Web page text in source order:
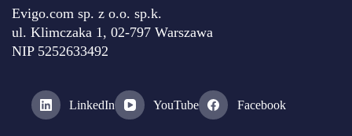
Evigo.com sp. z o.o. sp.k.
ul. Klimczaka 1, 02-797 Warszawa
NIP 5252633492
LinkedIn YouTube Facebook